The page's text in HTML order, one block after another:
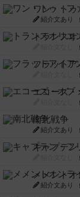
ワン・ト
紹介文あり
トランスオ
フラットア
エコーズ・
南北戦争
紹介文あり
キャプテ
メメントオ
紹介文あり